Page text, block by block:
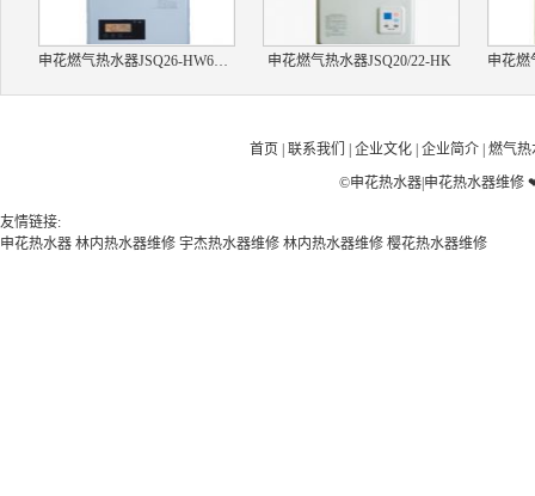
申花燃气热水器JSQ26-HW6(13A) 申花燃气热水器JSQ20/22-HK
首页 联系我们 企业文化 企业简介 燃气热
©申花热水器|申花热水器维修
友情链接:
申花热水器 林内热水器维修 宇杰热水器维修 林内热水器维修 樱花热水器维修